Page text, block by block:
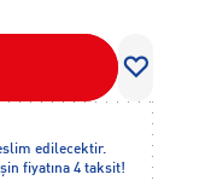
edilecektir.
fiyatına 4 taksit!